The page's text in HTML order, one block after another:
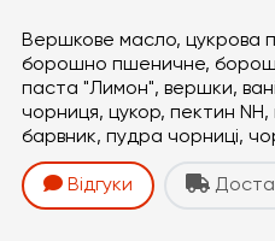
Вершкове масло, цукрова
борошно пшеничне,
паста "Лимон", вершки,
чорниця, цукор, пектин NH,
барвник, пудра чорниці,
Відгуки